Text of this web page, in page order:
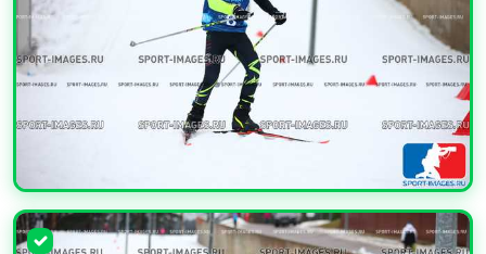
УВЕЛИЧИТЬ